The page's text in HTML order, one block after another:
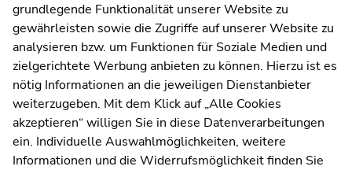
Moodle
UNIGRAZonline
Impressum
Datenschutzerklärung
Cookie-Einstellungen
Barrierefreiheitserklärung
grundlegende Funktionalität unserer Website zu
gewährleisten sowie die Zugriffe auf unserer Website zu
analysieren bzw. um Funktionen für Soziale Medien und
zielgerichtete Werbung anbieten zu können. Hierzu ist es
nötig Informationen an die jeweiligen Dienstanbieter
weiterzugeben. Mit dem Klick auf „Alle Cookies
akzeptieren“ willigen Sie in diese Datenverarbeitungen
ein. Individuelle Auswahlmöglichkeiten, weitere
Informationen und die Widerrufsmöglichkeit finden Sie